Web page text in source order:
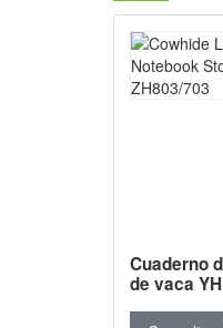
Cuaderno
de vaca